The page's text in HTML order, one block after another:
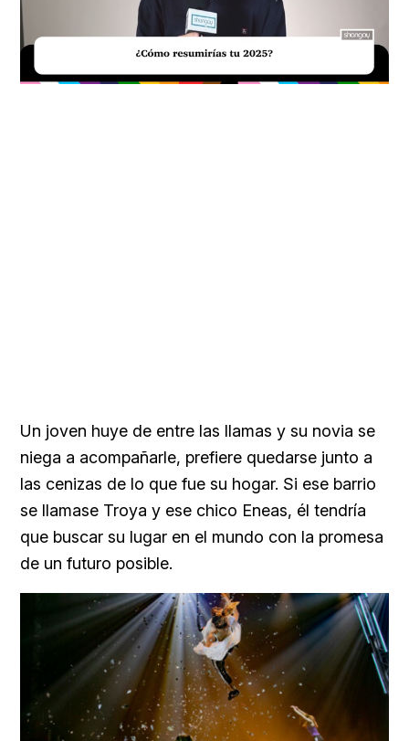
Unmute Loaded:
29.51%
Un joven huye de entre las llamas y su novia se
niega a acompañarle, prefiere quedarse junto a
las cenizas de lo que fue su hogar. Si ese barrio
se llamase Troya y ese chico Eneas, él tendría
que buscar su lugar en el mundo con la promesa
de un futuro posible.